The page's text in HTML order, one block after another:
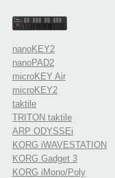
nanoKEY2
nanoPAD2
microKEY Air
microKEY2
taktile
TRITON taktile
ARP ODYSSEi
KORG iWAVESTATION
KORG Gadget 3
KORG iMono/Poly